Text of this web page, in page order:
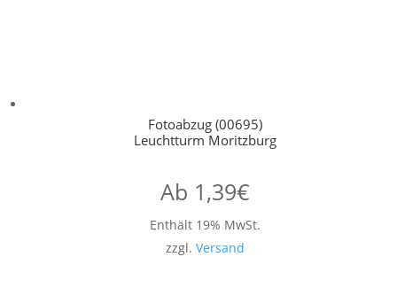
Fotoabzug (00695)
Leuchtturm Moritzburg
Ab 1,39€
Enthält 19% MwSt.
zzgl. Versand